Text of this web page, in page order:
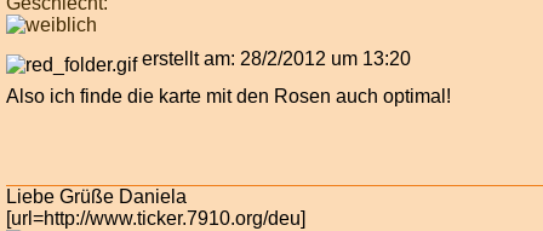
erstellt am: 28/2/2012 um 13:20
Also ich finde die karte mit den Rosen auch optimal!
Liebe Grüße Daniela
[url=http://www.ticker.7910.org/deu]